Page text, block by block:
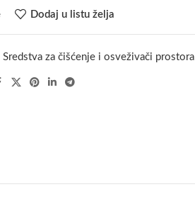
Dodaj u listu želja
Sredstva za čišćenje i osveživači prostora